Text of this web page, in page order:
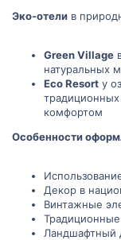
Эко-отели в
Green Village
натуральных
Eco Resort у
комфортом
Особенности
Декор в
Винтажные
Ландшафтный